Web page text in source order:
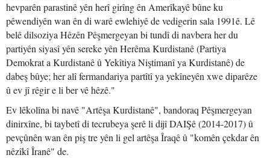
hevparên parastinê yên herî girîng ên Amerîkayê bûne ku
pêwendiyên wan ên di warê ewlehiyê de vedigerin sala 1991ê. Lê
belê dilsoziya Hêzên Pêşmergeyan bi tundî di navbera her du
partiyên siyasî yên sereke yên Herêma Kurdistanê (Partiya
Demokrat a Kurdistanê û Yekîtiya Niştimanî ya Kurdistanê) de
dabeş bûye; her alî fermandariya partîtî ya yekîneyên xwe diparêze
û ev jî rêgir e li ber vê hêzê."
Ev lêkolîna bi navê "Artêşa Kurdistanê", bandoraq Pêşmergeyan
dinirxîne, bi taybetî di tecrubeya şerê li dijî DAIŞê (2014-2017) û
pevçûnên wan ên piş tre yên li gel artêşa Îraqê û "komên çekdar ên
nêzîkî Îranê" de.